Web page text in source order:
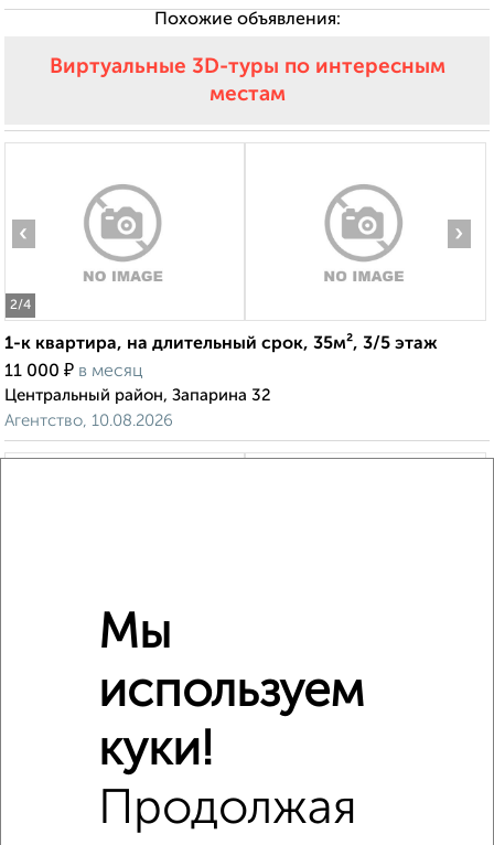
Похожие объявления:
Виртуальные 3D-туры по интересным
местам
2/4
‹ ›
1-к квартира, на длительный срок, 35м², 3/5 этаж
11 000 ₽ в месяц
Центральный район, Запарина 32
Агентство, 10.08.2026
в месяц
Индустриальный район, Волочаевская 107
Мы
используем
куки!
Продолжая